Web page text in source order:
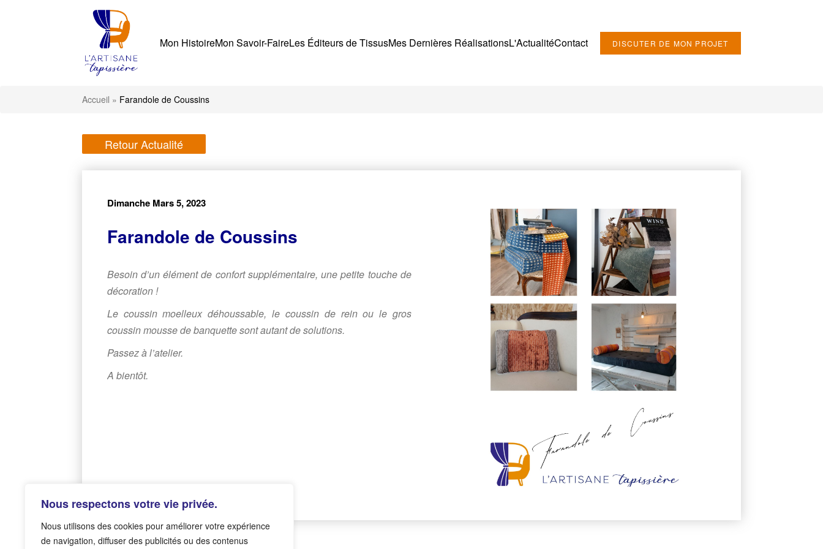
Nous respectons votre vie privée.
Nous utilisons des cookies pour améliorer votre expérience
de navigation, diffuser des publicités ou des contenus
Mon HistoireMon Savoir-FaireLes Éditeurs de TissusMes Dernières RéalisationsL'ActualitéContact DISCUTER DE MON PROJET
Accueil » Farandole de Coussins
Retour Actualité
Dimanche Mars 5, 2023
Farandole de Coussins
Besoin d’un élément de confort supplémentaire, une petite touche de
décoration !
Le coussin moelleux déhoussable, le coussin de rein ou le gros
coussin mousse de banquette sont autant de solutions.
Passez à l’atelier.
A bientôt.